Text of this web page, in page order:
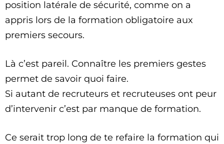
position latérale de sécurité, comme on a
appris lors de la formation obligatoire aux
premiers secours.
Là c’est pareil. Connaître les premiers gestes
permet de savoir quoi faire.
Si autant de recruteurs et recruteuses ont peur
d’intervenir c’est par manque de formation.
Ce serait trop long de te refaire la formation qui